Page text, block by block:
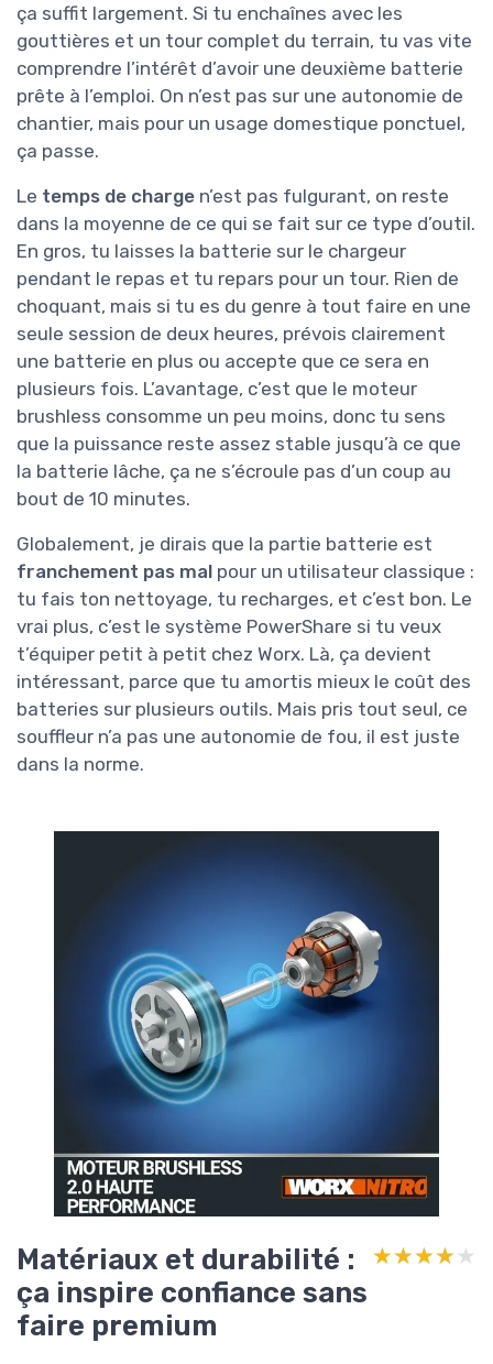
ça suffit largement. Si tu enchaînes avec les
gouttières et un tour complet du terrain, tu vas vite
comprendre l’intérêt d’avoir une deuxième batterie
prête à l’emploi. On n’est pas sur une autonomie de
chantier, mais pour un usage domestique ponctuel,
ça passe.
Le temps de charge n’est pas fulgurant, on reste
dans la moyenne de ce qui se fait sur ce type d’outil.
En gros, tu laisses la batterie sur le chargeur
pendant le repas et tu repars pour un tour. Rien de
choquant, mais si tu es du genre à tout faire en une
seule session de deux heures, prévois clairement
une batterie en plus ou accepte que ce sera en
plusieurs fois. L’avantage, c’est que le moteur
brushless consomme un peu moins, donc tu sens
que la puissance reste assez stable jusqu’à ce que
la batterie lâche, ça ne s’écroule pas d’un coup au
bout de 10 minutes.
Globalement, je dirais que la partie batterie est
franchement pas mal pour un utilisateur classique :
tu fais ton nettoyage, tu recharges, et c’est bon. Le
vrai plus, c’est le système PowerShare si tu veux
t’équiper petit à petit chez Worx. Là, ça devient
intéressant, parce que tu amortis mieux le coût des
batteries sur plusieurs outils. Mais pris tout seul, ce
souffleur n’a pas une autonomie de fou, il est juste
dans la norme.
Matériaux et durabilité :
ça inspire confiance sans
faire premium
★★★★★
★★★★★